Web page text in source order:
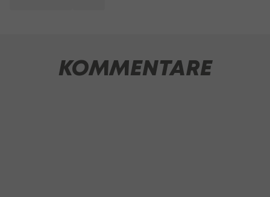
KOMMENTARE